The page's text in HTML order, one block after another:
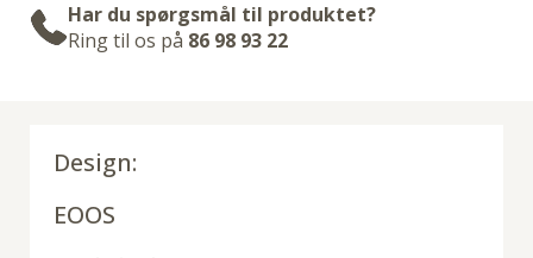
Har du spørgsmål til produktet?
Ring til os på 86 98 93 22
Design:
EOOS